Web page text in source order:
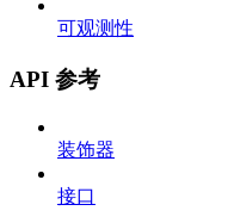
可观测性
API 参考
装饰器
接口